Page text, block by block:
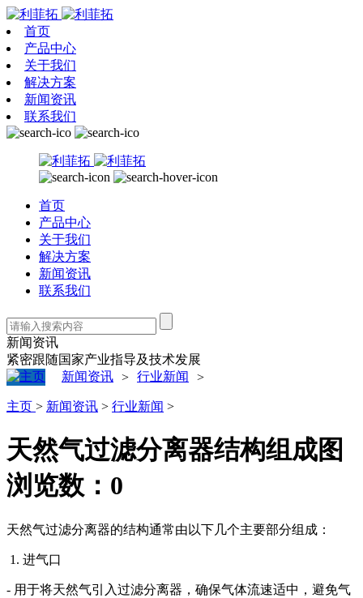
首页
产品中心
关于我们
解决方案
新闻资讯
联系我们
首页
产品中心
关于我们
解决方案
新闻资讯
联系我们
新闻资讯
紧密跟随国家产业指导及技术发展
新闻资讯 > 行业新闻 >
主页 > 新闻资讯 > 行业新闻 >
天然气过滤分离器结构组成图
浏览数： 0
天然气过滤分离器的结构通常由以下几个主要部分组成：
1. 进气口
- 用于将天然气引入过滤分离器，确保气体流速适中，避免气